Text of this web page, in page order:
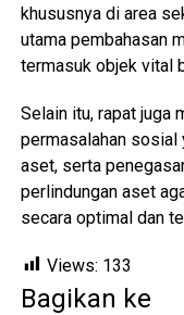
khususnya di area
utama pembahasan
termasuk objek vital
Selain itu, rapat juga
permasalahan sosial
aset, serta
perlindungan aset
secara optimal dan
Views: 133
Bagikan ke